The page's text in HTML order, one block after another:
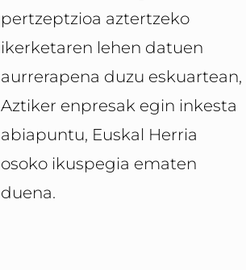
pertzeptzioa aztertzeko
ikerketaren lehen datuen
aurrerapena duzu eskuartean,
Aztiker enpresak egin inkesta
abiapuntu, Euskal Herria
osoko ikuspegia ematen
duena.